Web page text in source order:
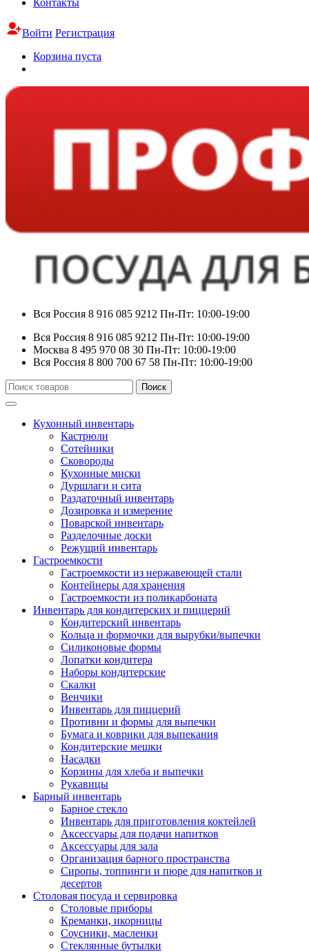
Контакты
Войти Регистрация
Корзина пуста
Вся Россия 8 916 085 9212 Пн-Пт: 10:00-19:00
Вся Россия 8 916 085 9212 Пн-Пт: 10:00-19:00
Москва 8 495 970 08 30 Пн-Пт: 10:00-19:00
Вся Россия 8 800 700 67 58 Пн-Пт: 10:00-19:00
Искать:
Поиск
Кухонный инвентарь
Кастрюли
Сотейники
Сковороды
Кухонные миски
Дуршлаги и сита
Раздаточный инвентарь
Дозировка и измерение
Поварской инвентарь
Разделочные доски
Режущий инвентарь
Гастроемкости
Гастроемкости из нержавеющей стали
Контейнеры для хранения
Гастроемкости из поликарбоната
Инвентарь для кондитерских и пиццерий
Кондитерский инвентарь
Кольца и формочки для вырубки/выпечки
Силиконовые формы
Лопатки кондитера
Наборы кондитерские
Скалки
Венчики
Инвентарь для пиццерий
Противни и формы для выпечки
Бумага и коврики для выпекания
Кондитерские мешки
Насадки
Корзины для хлеба и выпечки
Рукавицы
Барный инвентарь
Барное стекло
Инвентарь для приготовления коктейлей
Аксессуары для подачи напитков
Аксессуары для зала
Организация барного пространства
Сиропы, топпинги и пюре для напитков и
десертов
Столовая посуда и сервировка
Столовые приборы
Креманки, икорницы
Соусники, масленки
Стеклянные бутылки